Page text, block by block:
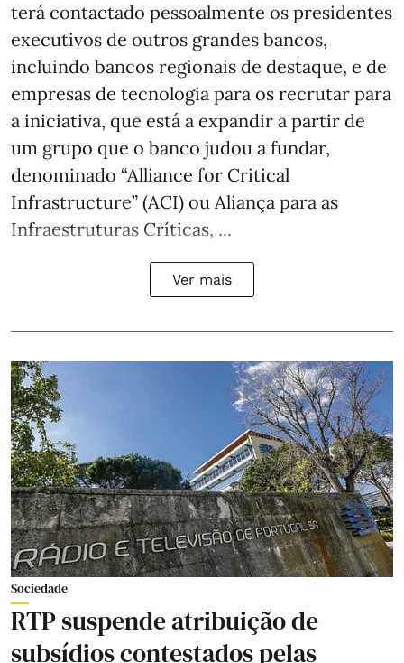
terá contactado pessoalmente os presidentes
executivos de outros grandes bancos,
incluindo bancos regionais de destaque, e de
empresas de tecnologia para os recrutar para
a iniciativa, que está a expandir a partir de
um grupo que o banco judou a fundar,
denominado “Alliance for Critical
Infrastructure” (ACI) ou Aliança para as
Infraestruturas Críticas, ...
Ver mais
Sociedade
RTP suspende atribuição de
subsídios contestados pelas